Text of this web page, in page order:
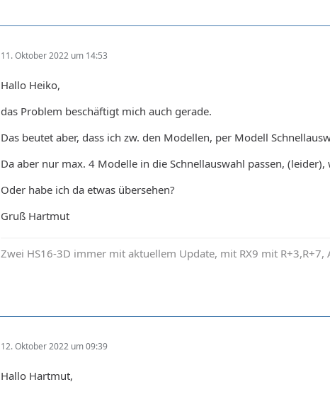
11. Oktober 2022 um 14:53
Hallo Heiko,
das Problem beschäftigt mich auch gerade.
Das beutet aber, dass ich zw. den Modellen, per Modell
Da aber nur max. 4 Modelle in die Schnellauswahl passen, (leider),
Oder habe ich da etwas übersehen?
Gruß Hartmut
Zwei HS16-3D immer mit aktuellem Update, mit RX9 mit R+3,R+7,
12. Oktober 2022 um 09:39
Hallo Hartmut,